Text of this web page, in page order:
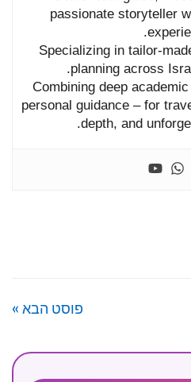
passionate storyteller
Specializing in tailor-
planning across
Combining deep academic
personal guidance – for
depth, and
פוסט הבא »